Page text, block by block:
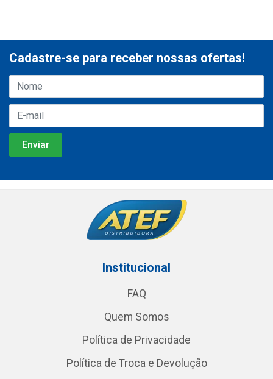
Cadastre-se para receber nossas ofertas!
Institucional
FAQ
Quem Somos
Política de Privacidade
Política de Troca e Devolução